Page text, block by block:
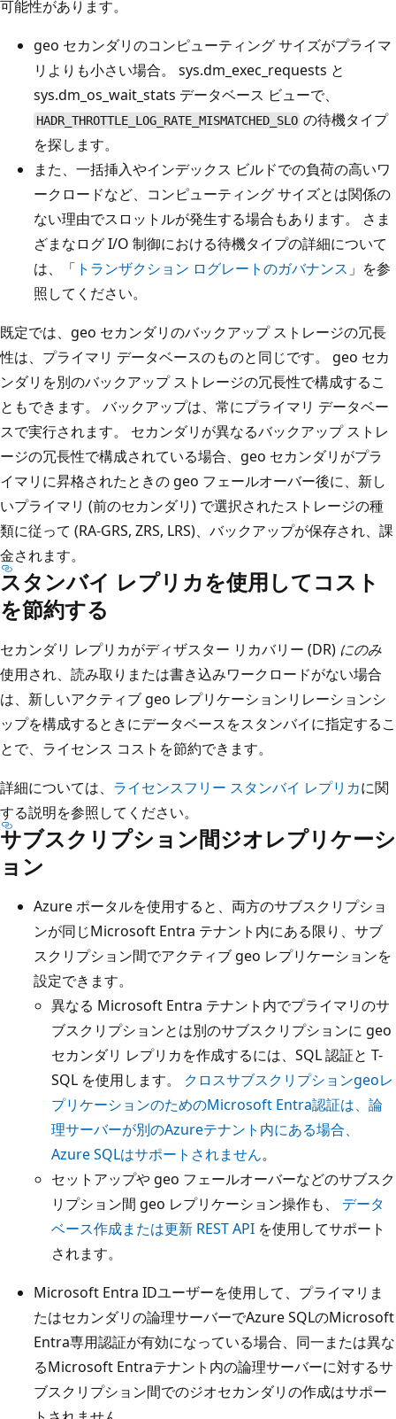
可能性があります。
geo セカンダリのコンピューティング サイズがプライマ
リよりも小さい場合。 sys.dm_exec_requests と
sys.dm_os_wait_stats データベース ビューで、
HADR_THROTTLE_LOG_RATE_MISMATCHED_SLO の待機タイプ
を探します。
また、一括挿入やインデックス ビルドでの負荷の高いワ
ークロードなど、コンピューティング サイズとは関係の
ない理由でスロットルが発生する場合もあります。 さま
ざまなログ I/O 制御における待機タイプの詳細について
は、「 トランザクション ログレートのガバナンス 」を参
照してください。
既定では、geo セカンダリのバックアップ ストレージの冗長
性は、プライマリ データベースのものと同じです。 geo セカ
ンダリを別のバックアップ ストレージの冗長性で構成するこ
ともできます。 バックアップは、常にプライマリ データベー
スで実行されます。 セカンダリが異なるバックアップ ストレ
ージの冗長性で構成されている場合、geo セカンダリがプラ
イマリに昇格されたときの geo フェールオーバー後に、新し
いプライマリ (前のセカンダリ) で選択されたストレージの種
類に従って (RA-GRS, ZRS, LRS)、バックアップが保存され、課
金されます。
スタンバイ レプリカを使用してコスト
を節約する
セカンダリ レプリカがディザスター リカバリー (DR) にのみ
使用され、読み取りまたは書き込みワークロードがない場合
は、新しいアクティブ geo レプリケーションリレーションシ
ップを構成するときにデータベースをスタンバイに指定するこ
とで、ライセンス コストを節約できます。
詳細については、 ライセンスフリー スタンバイ レプリカに関
する説明を参照してください。
サブスクリプション間ジオレプリケーシ
ョン
Azure ポータルを使用すると、両方のサブスクリプショ
ンが同じMicrosoft Entra テナント内にある限り、サブ
スクリプション間でアクティブ geo レプリケーションを
設定できます。
異なる Microsoft Entra テナント内でプライマリのサ
ブスクリプションとは別のサブスクリプションに geo
セカンダリ レプリカを作成するには、SQL 認証と T-
SQL を使用します。 クロスサブスクリプションgeoレ
プリケーションのためのMicrosoft Entra認証は、論
理サーバーが別のAzureテナント内にある場合、
Azure SQLはサポートされません。
セットアップや geo フェールオーバーなどのサブスク
リプション間 geo レプリケーション操作も、 データ
ベース作成または更新 REST API を使用してサポート
されます。
Microsoft Entra IDユーザーを使用して、プライマリま
たはセカンダリの論理サーバーでAzure SQLのMicrosoft
Entra専用認証が有効になっている場合、同一または異な
るMicrosoft Entraテナント内の論理サーバーに対するサ
ブスクリプション間でのジオセカンダリの作成はサポー